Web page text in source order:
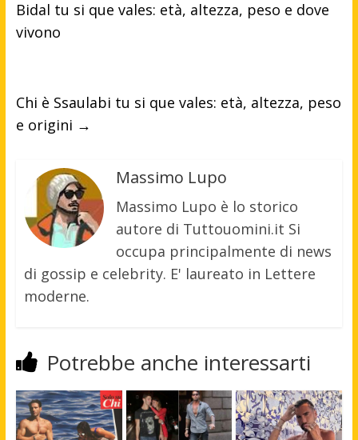
Bidal tu si que vales: età, altezza, peso e dove
vivono
Chi è Ssaulabi tu si que vales: età, altezza, peso
e origini →
Massimo Lupo
Massimo Lupo è lo storico
autore di Tuttouomini.it Si
occupa principalmente di news
di gossip e celebrity. E' laureato in Lettere
moderne.
Potrebbe anche interessarti